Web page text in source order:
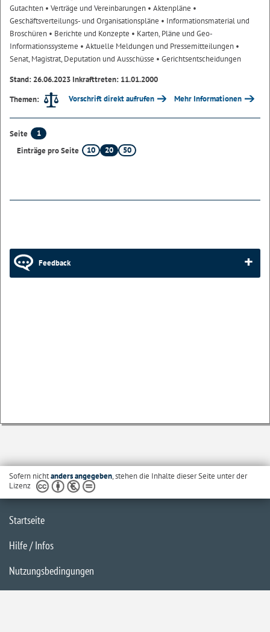
Gutachten • Verträge und Vereinbarungen • Aktenpläne •
Geschäftsverteilungs- und Organisationspläne • Informationsmaterial und
Broschüren • Berichte und Konzepte • Karten, Pläne und Geo-
Informationssysteme • Aktuelle Meldungen und Pressemitteilungen •
Senat, Magistrat, Deputation und Ausschüsse • Gerichtsentscheidungen
Stand: 26.06.2023 Inkrafttreten: 11.01.2000
Themen:
Vorschrift direkt aufrufen Mehr Informationen
Seite
1
Einträge pro Seite
10 20 50
Feedback
Sofern nichtanders angegeben, stehen die Inhalte dieser Seite unter der
Lizenz
Startseite
Hilfe / Infos
Nutzungsbedingungen